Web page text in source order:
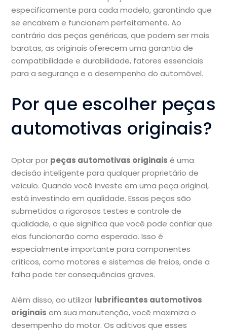
especificamente para cada modelo, garantindo que
se encaixem e funcionem perfeitamente. Ao
contrário das peças genéricas, que podem ser mais
baratas, as originais oferecem uma garantia de
compatibilidade e durabilidade, fatores essenciais
para a segurança e o desempenho do automóvel.
Por que escolher peças
automotivas originais?
Optar por peças automotivas originais é uma
decisão inteligente para qualquer proprietário de
veículo. Quando você investe em uma peça original,
está investindo em qualidade. Essas peças são
submetidas a rigorosos testes e controle de
qualidade, o que significa que você pode confiar que
elas funcionarão como esperado. Isso é
especialmente importante para componentes
críticos, como motores e sistemas de freios, onde a
falha pode ter consequências graves.
Além disso, ao utilizar lubrificantes automotivos
originais em sua manutenção, você maximiza o
desempenho do motor. Os aditivos que esses